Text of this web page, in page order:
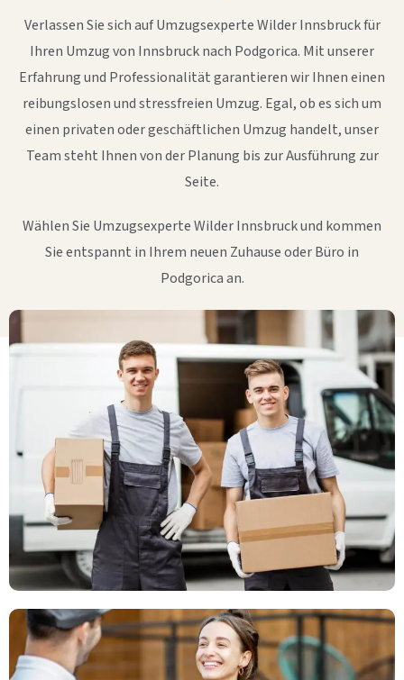
Verlassen Sie sich auf Umzugsexperte Wilder Innsbruck für
Ihren Umzug von Innsbruck nach Podgorica. Mit unserer
Erfahrung und Professionalität garantieren wir Ihnen einen
reibungslosen und stressfreien Umzug. Egal, ob es sich um
einen privaten oder geschäftlichen Umzug handelt, unser
Team steht Ihnen von der Planung bis zur Ausführung zur
Seite.
Wählen Sie Umzugsexperte Wilder Innsbruck und kommen
Sie entspannt in Ihrem neuen Zuhause oder Büro in
Podgorica an.